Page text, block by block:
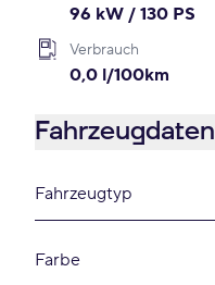
96 kW / 130 PS
Verbrauch
0,0 l/100km
Fahrzeugdaten
Fahrzeugtyp
Farbe